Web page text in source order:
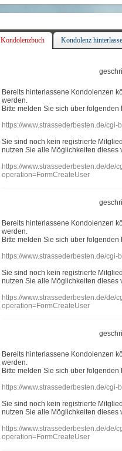
Kondolenzbuch Kondolenz
Bereits hinterlassene Kondolenzen
werden.
Bitte melden Sie sich über folgenden
https://www.strassederbesten.de/
Sie sind noch kein registrierte
nutzen Sie alle Möglichkeiten dieses
https://www.strassederbesten.de/
operation=FormCreateUser
Bereits hinterlassene Kondolenzen
werden.
Bitte melden Sie sich über folgenden
https://www.strassederbesten.de/
Sie sind noch kein registrierte
nutzen Sie alle Möglichkeiten dieses
https://www.strassederbesten.de/
operation=FormCreateUser
Bereits hinterlassene Kondolenzen
werden.
Bitte melden Sie sich über folgenden
https://www.strassederbesten.de/
Sie sind noch kein registrierte
nutzen Sie alle Möglichkeiten dieses
https://www.strassederbesten.de/
operation=FormCreateUser